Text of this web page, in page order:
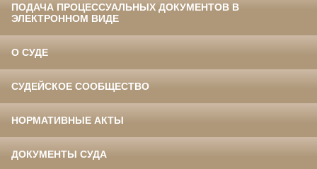
ПОДАЧА ПРОЦЕССУАЛЬНЫХ ДОКУМЕНТОВ В
ЭЛЕКТРОННОМ ВИДЕ
О СУДЕ
СУДЕЙСКОЕ СООБЩЕСТВО
НОРМАТИВНЫЕ АКТЫ
ДОКУМЕНТЫ СУДА